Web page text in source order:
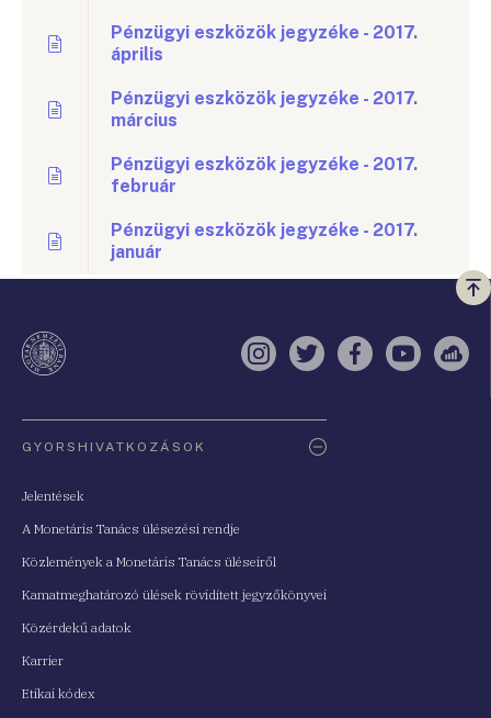
Pénzügyi eszközök jegyzéke - 2017.
április
Pénzügyi eszközök jegyzéke - 2017.
március
Pénzügyi eszközök jegyzéke - 2017.
február
Pénzügyi eszközök jegyzéke - 2017.
január
a
Instagram
TwitterFacebook
YouTube
GYORSHIVATKOZÁSOK
Jelentések
A Monetáris Tanács ülésezési rendje
Közlemények a Monetáris Tanács üléseiről
Kamatmeghatározó ülések rövidített jegyzőkönyvei
Közérdekű adatok
Karrier
Etikai kódex